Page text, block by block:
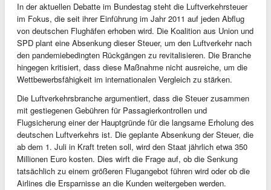
In der aktuellen Debatte im Bundestag steht die Luftverkehrsteuer
im Fokus, die seit ihrer Einführung im Jahr 2011 auf jeden Abflug
von deutschen Flughäfen erhoben wird. Die Koalition aus Union und
SPD plant eine Absenkung dieser Steuer, um den Luftverkehr nach
den pandemiebedingten Rückgängen zu revitalisieren. Die Branche
hingegen kritisiert, dass diese Maßnahme nicht ausreiche, um die
Wettbewerbsfähigkeit im internationalen Vergleich zu stärken.
Die Luftverkehrsbranche argumentiert, dass die Steuer zusammen
mit gestiegenen Gebühren für Passagierkontrollen und
Flugsicherung einer der Hauptgründe für die langsame Erholung des
deutschen Luftverkehrs ist. Die geplante Absenkung der Steuer, die
ab dem 1. Juli in Kraft treten soll, wird den Staat jährlich etwa 350
Millionen Euro kosten. Dies wirft die Frage auf, ob die Senkung
tatsächlich zu einem größeren Flugangebot führen wird oder ob die
Airlines die Ersparnisse an die Kunden weitergeben werden.